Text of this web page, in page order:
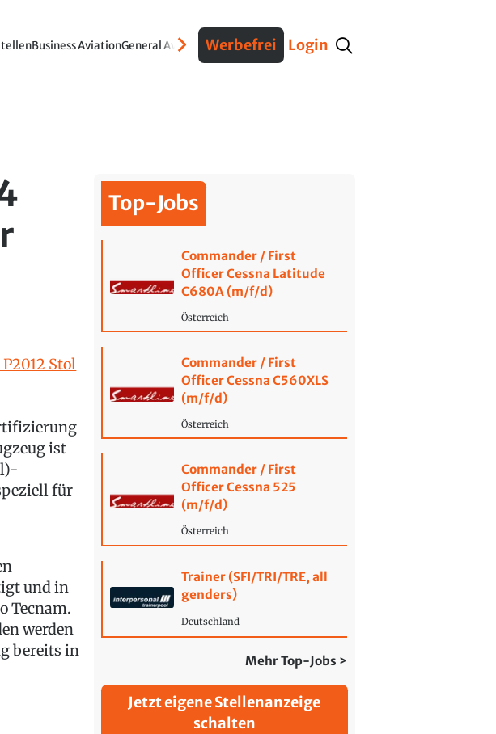
Business AviationGeneral AviationVerteidigungInterviews Fracht
Werbefrei Login
Stol
ist
für
und in
Tecnam.
werden
bereits in
Top-Jobs
Commander / First
Officer Cessna Latitude
C680A (m/f/d)
Österreich
Commander / First
Officer Cessna C560XLS
(m/f/d)
Österreich
Commander / First
Officer Cessna 525
(m/f/d)
Österreich
Trainer (SFI/TRI/TRE, all
genders)
Deutschland
Mehr Top-Jobs >
Jetzt eigene Stellenanzeige
schalten